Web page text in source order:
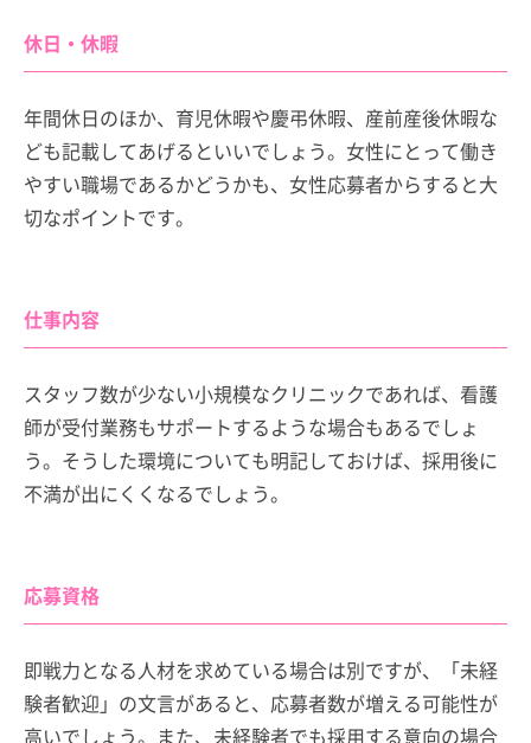
休日・休暇
年間休日のほか、育児休暇や慶弔休暇、産前産後休暇な
ども記載してあげるといいでしょう。女性にとって働き
やすい職場であるかどうかも、女性応募者からすると大
切なポイントです。
仕事内容
スタッフ数が少ない小規模なクリニックであれば、看護
師が受付業務もサポートするような場合もあるでしょ
う。そうした環境についても明記しておけば、採用後に
不満が出にくくなるでしょう。
応募資格
即戦力となる人材を求めている場合は別ですが、「未経
験者歓迎」の文言があると、応募者数が増える可能性が
高いでしょう。また、未経験者でも採用する意向の場合